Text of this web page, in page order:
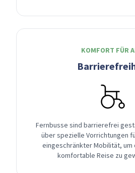
KOMFORT FÜR
Fernbusse sind barrierefrei
über spezielle Vorrichtungen
eingeschränkter Mobilität, um
komfortable Reise zu